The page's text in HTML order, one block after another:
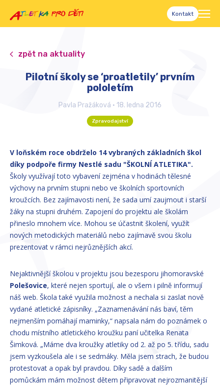
Kontakt
zpět na aktuality
Pilotní školy se ‘proatletily’ prvním
pololetím
Pavla Pražáková • 18. ledna 2016
Zpravodajství
V loňském roce obdrželo 14 vybraných základních škol
díky podpoře firmy Nestlé sadu "ŠKOLNÍ ATLETIKA".
Školy využívají toto vybavení zejména v hodinách tělesné
výchovy na prvním stupni nebo ve školních sportovních
kroužcích. Bez zajímavosti není, že sada umí zaujmout i starší
žáky na stupni druhém. Zapojení do projektu ale školám
přineslo mnohem více. Mohou se účastnit školení, využít
nových metodických materiálů nebo zajímavě svou školu
prezentovat v rámci nejrůznějších akcí.
Nejaktivnější školou v projektu jsou bezesporu jihomoravské
Polešovice, které nejen sportují, ale o všem i pilně informují
náš web. Škola také využila možnost a nechala si zaslat nově
vydané atletické zápisníky. „Zaznamenávání nás baví, těm
nejmenším pomáhají maminky,“ napsala nám do poznámek o
chodu místního atletického kroužku paní učitelka Renata
Šimková. „Máme dva kroužky atletiky od 2. až po 5. třídu, sadu
jsem vyzkoušela ale i se sedmáky. Měla jsem strach, že budou
protestovat a opak byl pravdou. Díky sadě a dalším
pomůckám mám možnost dětem připravovat nejrozmanitější